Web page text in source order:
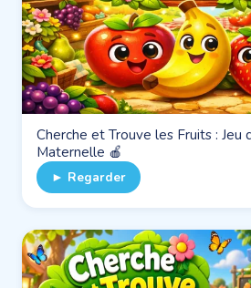
Cherche et Trouve les Fruits : Jeu
Maternelle 🍎
► Regarder